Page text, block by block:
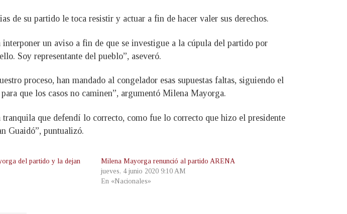
de su partido le toca resistir y actuar a fin de hacer valer sus derechos.
un aviso a fin de que se investigue a la cúpula del partido por
Soy representante del pueblo”, aseveró.
proceso, han mandado al congelador esas supuestas faltas, siguiendo el
que los casos no caminen”, argumentó Milena Mayorga.
que defendí lo correcto, como fue lo correcto que hizo el presidente
Guaidó”, puntualizó.
del partido y la dejan
Milena Mayorga renunció al partido ARENA
jueves, 4 junio 2020 9:10 AM
En «Nacionales»